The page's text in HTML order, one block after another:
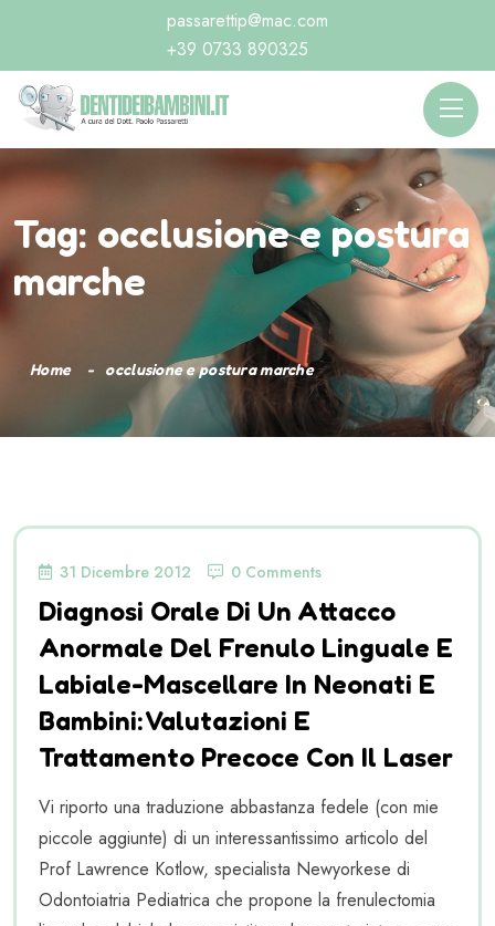
passarettip@mac.com
+39 0733 890325
Tag: occlusione e postura
marche
Home occlusione e postura marche
31 Dicembre 2012 0 Comments
Diagnosi Orale Di Un Attacco
Anormale Del Frenulo Linguale E
Labiale-Mascellare In Neonati E
Bambini: Valutazioni E
Trattamento Precoce Con Il Laser
Vi riporto una traduzione abbastanza fedele (con mie
piccole aggiunte) di un interessantissimo articolo del
Prof Lawrence Kotlow, specialista Newyorkese di
Odontoiatria Pediatrica che propone la frenulectomia